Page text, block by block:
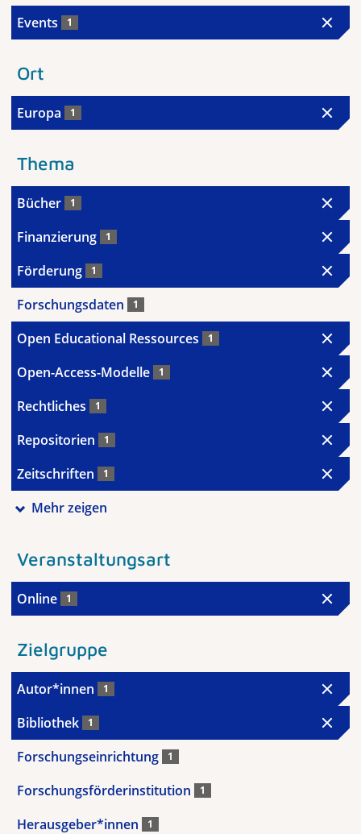
Events 1
Ort
Europa 1
Thema
Bücher 1
Finanzierung 1
Förderung 1
Forschungsdaten 1
Open Educational Ressources 1
Open-Access-Modelle 1
Rechtliches 1
Repositorien 1
Zeitschriften 1
Mehr zeigen
Veranstaltungsart
Online 1
Zielgruppe
Autor*innen 1
Bibliothek 1
Forschungseinrichtung 1
Forschungsförderinstitution 1
Herausgeber*innen 1